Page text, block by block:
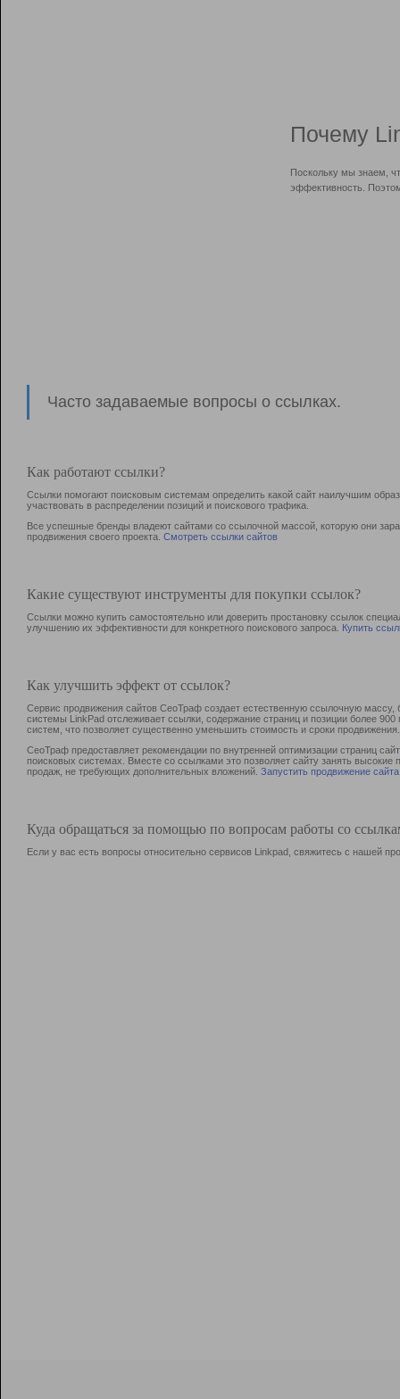
Почему
Поскольку мы знаем,
эффективность.
Часто задаваемые вопросы о ссылках.
Как работают ссылки?
Ссылки помогают поисковым системам определить какой сайт наилучшим
участвовать в раcпределении позиций и поискового трафика.
Все успешные бренды владеют сайтами со ссылочной массой, которую они
продвижения своего проекта. Смотреть ссылки сайтов
Какие существуют инструменты для покупки ссылок?
Ссылки можно купить самостоятельно или доверить простановку ссылок
улучшению их эффективности для конкретного поискового запроса. Купить
Как улучшить эффект от ссылок?
Сервис продвижения сайтов СеоТраф создает естественную ссылочную
системы LinkPad отслеживает ссылки, содержание страниц и позиции более
систем, что позволяет существенно уменьшить стоимость и сроки продвижения.
СеоТраф предоставляет рекомендации по внутренней оптимизации страниц
поисковых системах. Вместе со ссылками это позволяет сайту занять
продаж, не требующих дополнительных вложений. Запустить продвижение сайта
Куда обращаться за помощью по вопросам работы со
Если у вас есть вопросы относительно сервисов Linkpad, свяжитесь с нашей